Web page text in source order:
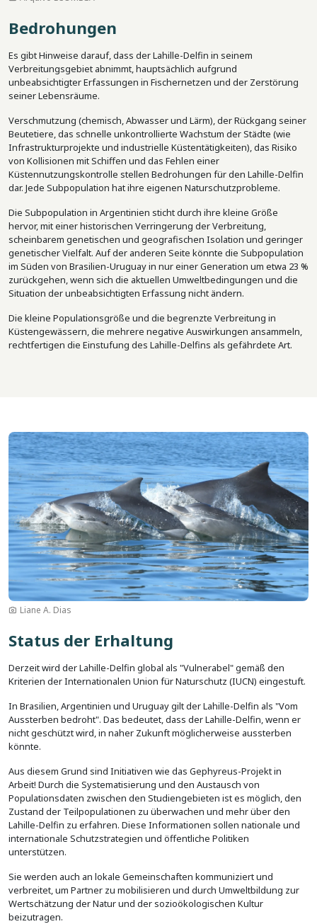
Bedrohungen
Es gibt Hinweise darauf, dass der Lahille-Delfin in seinem
Verbreitungsgebiet abnimmt, hauptsächlich aufgrund
unbeabsichtigter Erfassungen in Fischernetzen und der Zerstörung
seiner Lebensräume.
Verschmutzung (chemisch, Abwasser und Lärm), der Rückgang seiner
Beutetiere, das schnelle unkontrollierte Wachstum der Städte (wie
Infrastrukturprojekte und industrielle Küstentätigkeiten), das Risiko
von Kollisionen mit Schiffen und das Fehlen einer
Küstennutzungskontrolle stellen Bedrohungen für den Lahille-Delfin
dar. Jede Subpopulation hat ihre eigenen Naturschutzprobleme.
Die Subpopulation in Argentinien sticht durch ihre kleine Größe
hervor, mit einer historischen Verringerung der Verbreitung,
scheinbarem genetischen und geografischen Isolation und geringer
genetischer Vielfalt. Auf der anderen Seite könnte die Subpopulation
im Süden von Brasilien-Uruguay in nur einer Generation um etwa 23 %
zurückgehen, wenn sich die aktuellen Umweltbedingungen und die
Situation der unbeabsichtigten Erfassung nicht ändern.
Die kleine Populationsgröße und die begrenzte Verbreitung in
Küstengewässern, die mehrere negative Auswirkungen ansammeln,
rechtfertigen die Einstufung des Lahille-Delfins als gefährdete Art.
Bild
Liane A. Dias
Status der Erhaltung
Derzeit wird der Lahille-Delfin global als "Vulnerabel" gemäß den
Kriterien der Internationalen Union für Naturschutz (IUCN) eingestuft.
In Brasilien, Argentinien und Uruguay gilt der Lahille-Delfin als "Vom
Aussterben bedroht". Das bedeutet, dass der Lahille-Delfin, wenn er
nicht geschützt wird, in naher Zukunft möglicherweise aussterben
könnte.
Aus diesem Grund sind Initiativen wie das Gephyreus-Projekt in
Arbeit! Durch die Systematisierung und den Austausch von
Populationsdaten zwischen den Studiengebieten ist es möglich, den
Zustand der Teilpopulationen zu überwachen und mehr über den
Lahille-Delfin zu erfahren. Diese Informationen sollen nationale und
internationale Schutzstrategien und öffentliche Politiken
unterstützen.
Sie werden auch an lokale Gemeinschaften kommuniziert und
verbreitet, um Partner zu mobilisieren und durch Umweltbildung zur
Wertschätzung der Natur und der sozioökologischen Kultur
beizutragen.